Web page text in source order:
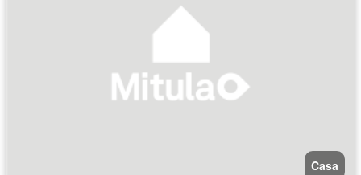
Casa